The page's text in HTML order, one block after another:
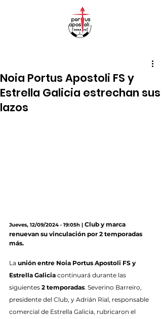
Noia Portus Apostoli FS y
Estrella Galicia estrechan sus
lazos
Jueves, 12/09/2024 · 19:05h | Club y marca
renuevan su vinculación por 2 temporadas
más.
La unión entre Noia Portus Apostoli FS y
Estrella Galicia continuará durante las
siguientes 2 temporadas. Severino Barreiro,
presidente del Club, y Adrián Rial, responsable
comercial de Estrella Galicia, rubricaron el